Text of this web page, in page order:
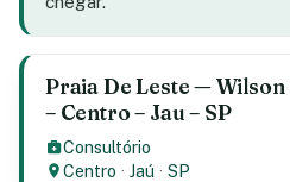
Praia De Leste —
– Centro – Jau – SP
Consultório
Centro ·Jaú ·SP